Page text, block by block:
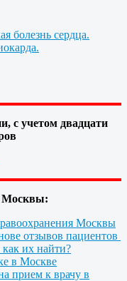
болезнь сердца.
с учетом двадцати
Москвы:
Москвы
отзывов пациентов
их найти?
в Москве
прием к врачу в